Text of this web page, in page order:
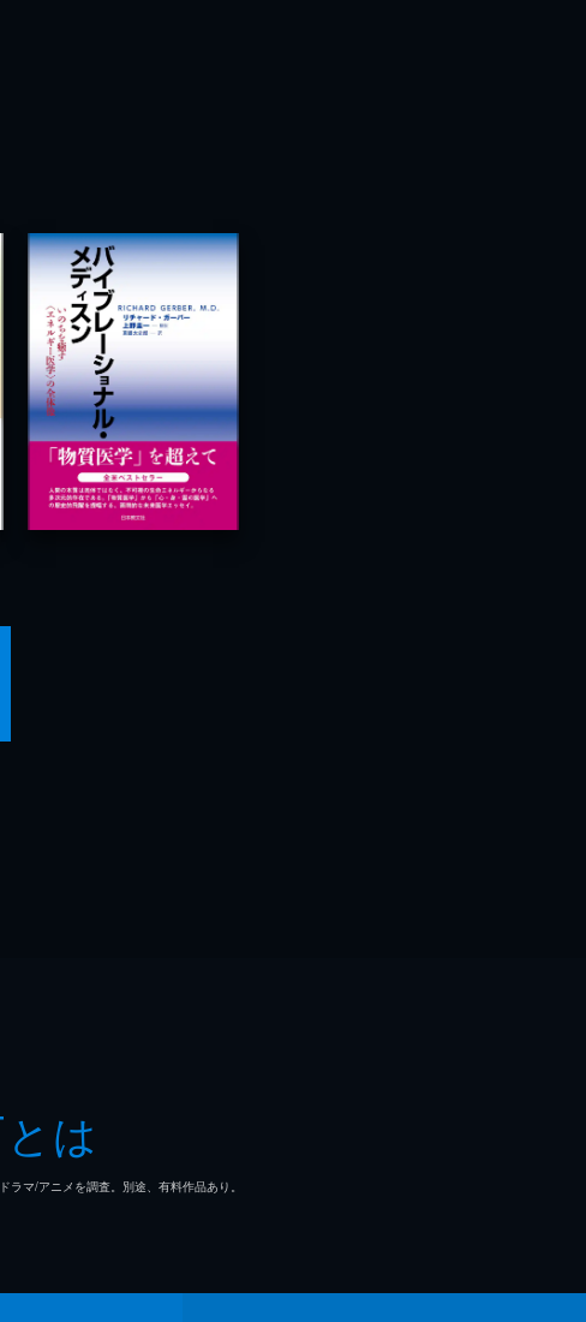
とは
マ/アニメを調査。別途、有料作品あり。